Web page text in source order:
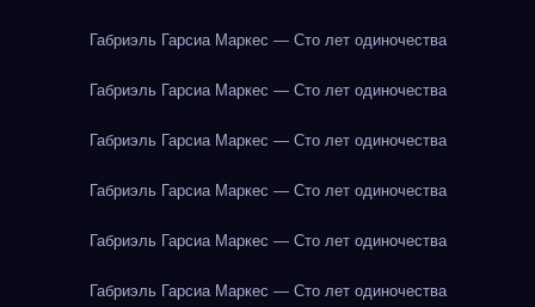
Габриэль Гарсиа Маркес — Сто лет одиночества
Габриэль Гарсиа Маркес — Сто лет одиночества
Габриэль Гарсиа Маркес — Сто лет одиночества
Габриэль Гарсиа Маркес — Сто лет одиночества
Габриэль Гарсиа Маркес — Сто лет одиночества
Габриэль Гарсиа Маркес — Сто лет одиночества